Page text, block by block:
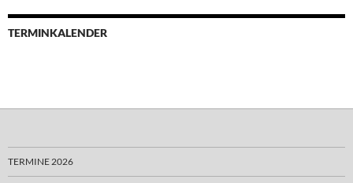
TERMINKALENDER
TERMINE 2026